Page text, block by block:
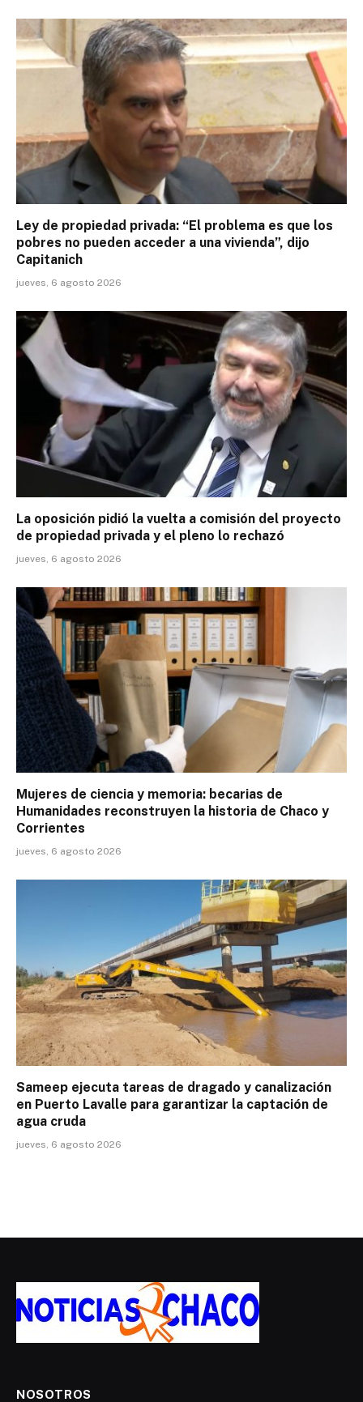
Ley de propiedad privada: “El problema es que los
pobres no pueden acceder a una vivienda”, dijo
Capitanich
jueves, 6 agosto 2026
La oposición pidió la vuelta a comisión del proyecto
de propiedad privada y el pleno lo rechazó
jueves, 6 agosto 2026
Mujeres de ciencia y memoria: becarias de
Humanidades reconstruyen la historia de Chaco y
Corrientes
jueves, 6 agosto 2026
Sameep ejecuta tareas de dragado y canalización
en Puerto Lavalle para garantizar la captación de
agua cruda
jueves, 6 agosto 2026
NOSOTROS